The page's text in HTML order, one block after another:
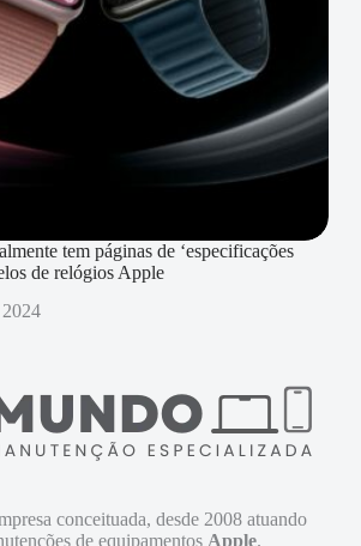
tem páginas de ‘especificações
de relógios Apple
conceituada, desde 2008 atuando
de equipamentos Apple.